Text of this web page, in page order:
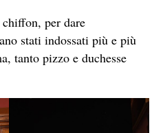
per dare
stati indossati più e più
tanto pizzo e duchesse